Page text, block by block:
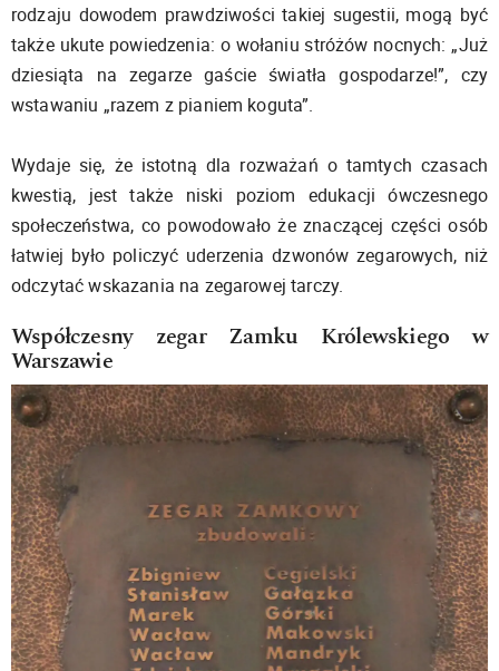
rodzaju dowodem prawdziwości takiej sugestii, mogą być
także ukute powiedzenia: o wołaniu stróżów nocnych: „Już
dziesiąta na zegarze gaście światła gospodarze!”, czy
wstawaniu „razem z pianiem koguta”.
Wydaje się, że istotną dla rozważań o tamtych czasach
kwestią, jest także niski poziom edukacji ówczesnego
społeczeństwa, co powodowało że znaczącej części osób
łatwiej było policzyć uderzenia dzwonów zegarowych, niż
odczytać wskazania na zegarowej tarczy.
Współczesny zegar Zamku Królewskiego w
Warszawie